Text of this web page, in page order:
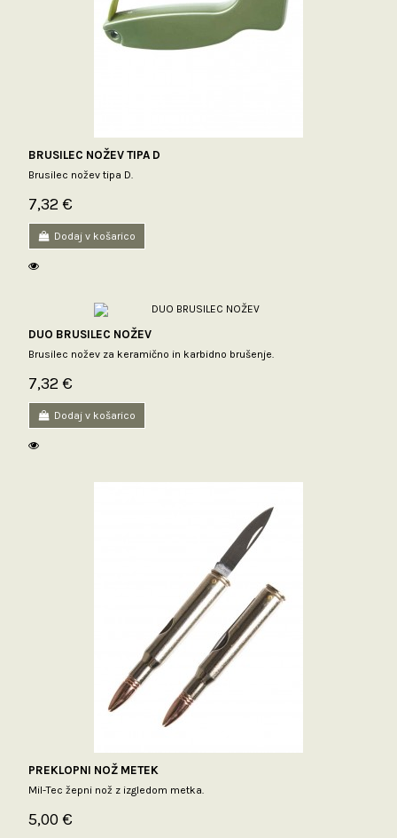
BRUSILEC NOŽEV TIPA D
Brusilec nožev tipa D.
7,32 €
Dodaj v košarico
DUO BRUSILEC NOŽEV
Brusilec nožev za keramično in karbidno brušenje.
7,32 €
Dodaj v košarico
PREKLOPNI NOŽ METEK
Mil-Tec žepni nož z izgledom metka.
5,00 €